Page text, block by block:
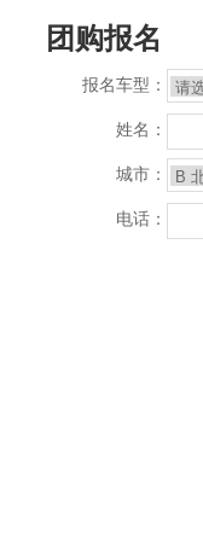
团购报名
报名车型：
姓名：
城市：
电话：